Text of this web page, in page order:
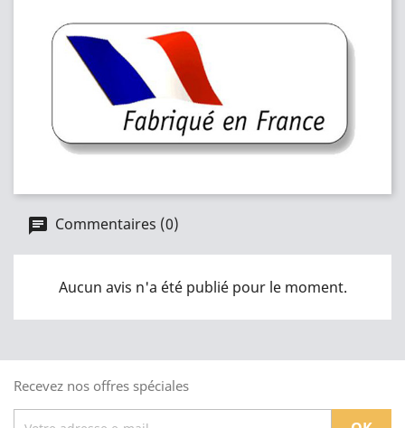
Commentaires (0)
Aucun avis n'a été publié pour le moment.
Recevez nos offres spéciales